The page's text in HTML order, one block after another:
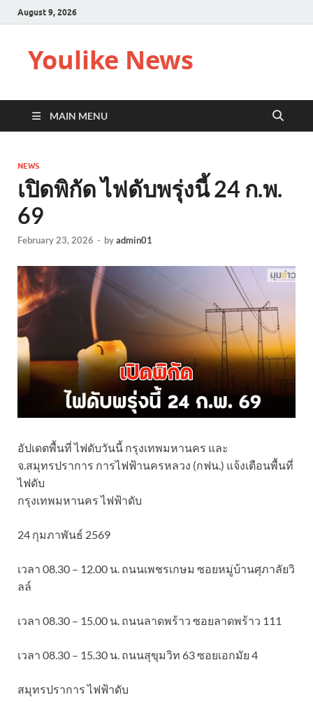
August 9, 2026
Youlike News
MAIN MENU
NEWS
เปิดพิกัด ไฟดับพรุ่งนี้ 24 ก.พ.
69
February 23, 2026 - byadmin01
อัปเดตพื้นที่ ไฟดับวันนี้ กรุงเทพมหานคร และ
จ.สมุทรปราการ การไฟฟ้านครหลวง (กฟน.) แจ้งเตือนพื้นที่
ไฟดับ
กรุงเทพมหานคร ไฟฟ้าดับ
24 กุมภาพันธ์ 2569
เวลา 08.30 – 12.00 น. ถนนเพชรเกษม ซอยหมู่บ้านศุภาลัยวิ
ลล์
เวลา 08.30 – 15.00 น. ถนนลาดพร้าว ซอยลาดพร้าว 111
เวลา 08.30 – 15.30 น. ถนนสุขุมวิท 63 ซอยเอกมัย 4
สมุทรปราการ ไฟฟ้าดับ